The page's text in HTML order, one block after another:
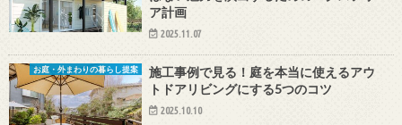
ア計画
2025.11.07
お庭・外まわりの暮らし提案
施工事例で見る！庭を本当に使えるアウ
トドアリビングにする5つのコツ
2025.10.10